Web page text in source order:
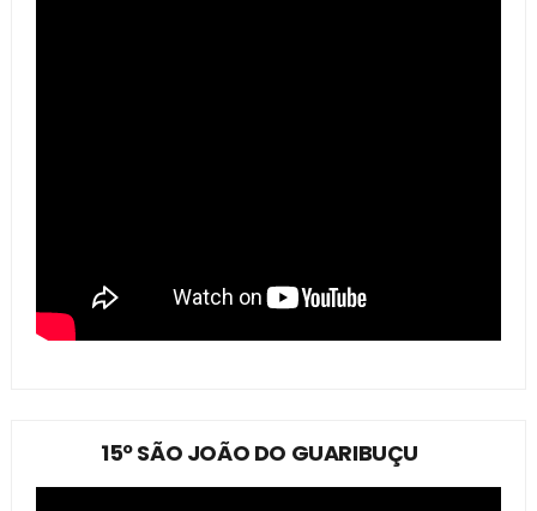
15º SÃO JOÃO DO GUARIBUÇU